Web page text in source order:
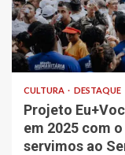
CULTURA DESTAQUE
Projeto
em 2025 com
servimos ao